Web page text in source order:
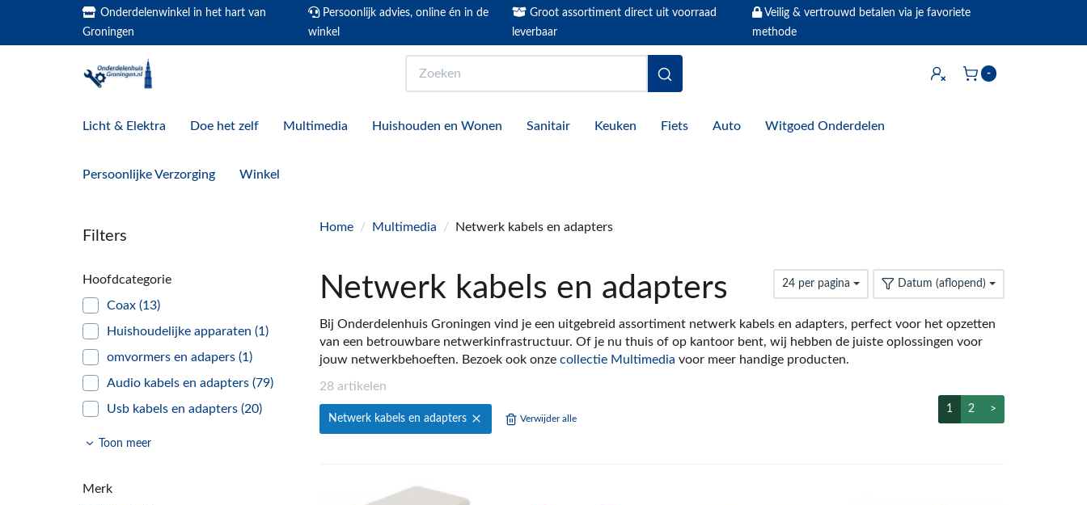
Onderdelenwinkel in het hart van
Groningen
Persoonlijk advies, online én in de
winkel
Groot assortiment direct uit voorraad
leverbaar
Veilig & vertrouwd betalen via je favoriete
methode
Inloggen -
Licht & Elektra Doe het zelf Multimedia Huishouden en Wonen Sanitair Keuken Fiets Auto Witgoed Onderdelen
Persoonlijke Verzorging Winkel
Filters
Hoofdcategorie
Coax (13)
Huishoudelijke apparaten (1)
omvormers en adapers (1)
Audio kabels en adapters (79)
Usb kabels en adapters (20)
tv muurbeugels
Toon meer
Merk
Home / Multimedia / Netwerk kabels en adapters
Netwerk kabels en adapters Datum (aflopend)
24 per pagina
Bij Onderdelenhuis Groningen vind je een uitgebreid assortiment netwerk kabels en adapters, perfect voor het opzetten
van een betrouwbare netwerkinfrastructuur. Of je nu thuis of op kantoor bent, wij hebben de juiste oplossingen voor
jouw netwerkbehoeften. Bezoek ook onze collectie Multimedia voor meer handige producten.
28 artikelen
Netwerk kabels en adapters Verwijder alle
1 2 >